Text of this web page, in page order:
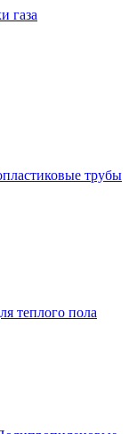
газа
трубы
теплого пола